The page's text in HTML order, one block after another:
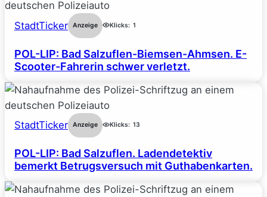
StadtTicker Anzeige Klicks: 1
POL-LIP: Bad Salzuflen-Biemsen-Ahmsen. E-
Scooter-Fahrerin schwer verletzt.
StadtTicker Anzeige Klicks: 13
POL-LIP: Bad Salzuflen. Ladendetektiv
bemerkt Betrugsversuch mit Guthabenkarten.